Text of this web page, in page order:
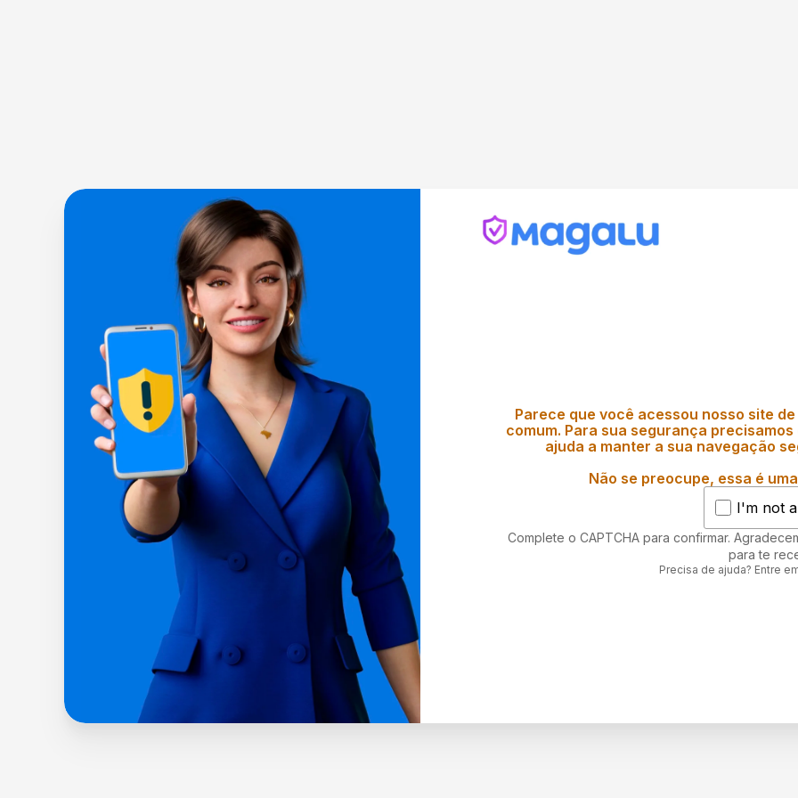
Parece que você acessou nosso site
comum. Para sua segurança
ajuda a manter a sua navegação
Não se preocupe, essa é
I'm not
Complete o CAPTCHA para confirmar.
para te
Precisa de ajuda? Entre